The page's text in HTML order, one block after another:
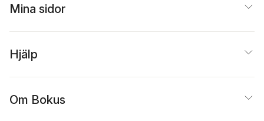
Mina sidor
Hjälp
Om Bokus